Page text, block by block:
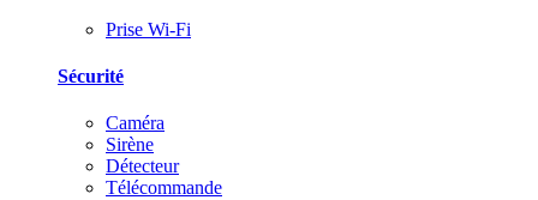
Prise Wi-Fi
Sécurité
Caméra
Sirène
Détecteur
Télécommande